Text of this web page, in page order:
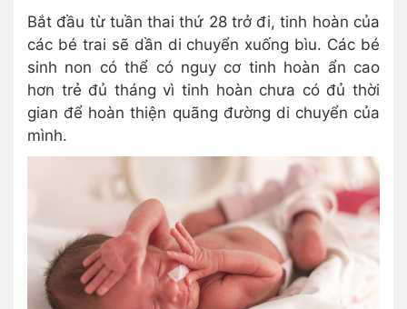
Bắt đầu từ tuần thai thứ 28 trở đi, tinh hoàn của
các bé trai sẽ dần di chuyển xuống bìu. Các bé
sinh non có thể có nguy cơ tinh hoàn ẩn cao
hơn trẻ đủ tháng vì tinh hoàn chưa có đủ thời
gian để hoàn thiện quãng đường di chuyển của
mình.